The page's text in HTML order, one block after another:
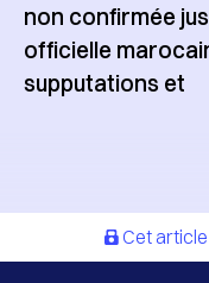
non confirmée
officielle
supputations et
Cet